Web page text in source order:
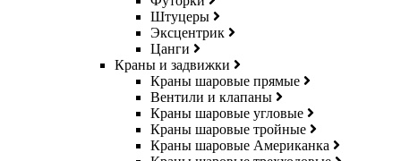
Штуцеры
Эксцентрик
Цанги
Краны и задвижки
Краны шаровые прямые
Вентили и клапаны
Краны шаровые угловые
Краны шаровые тройные
Краны шаровые Американка